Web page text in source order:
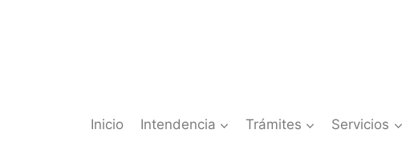
Inicio Intendencia Trámites Servicios